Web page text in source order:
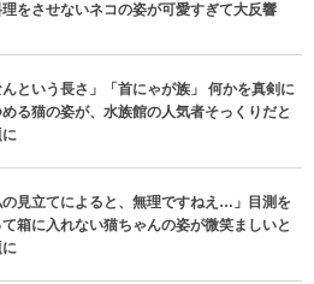
をさせないネコの姿が可愛すぎて大反響
んという長さ」「首にゃが族」 何かを真剣に
める猫の姿が、水族館の人気者そっくりだと
の見立てによると、無理ですねえ…」目測を
箱に入れない猫ちゃんの姿が微笑ましいと